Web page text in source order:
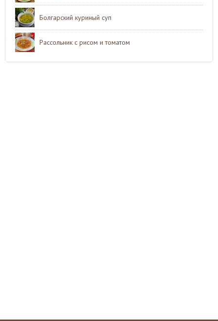
Болгарский куриный суп
Рассольник с рисом и томатом